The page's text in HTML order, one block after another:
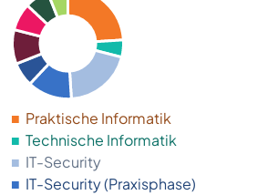
■ Praktische Informatik
■ Technische Informatik
■ IT-Security
■ IT-Security (Praxisphase)